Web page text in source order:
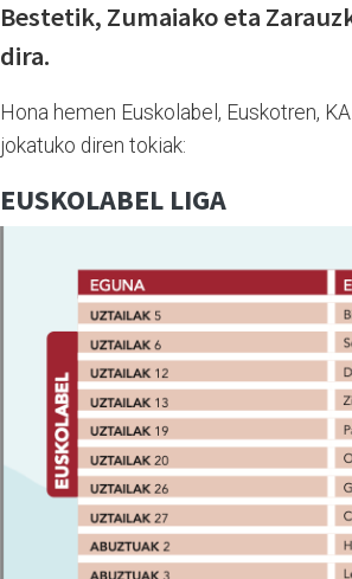
Bestetik, Zumaiako eta
dira.
Hona hemen Euskolabel, Euskotren,
jokatuko diren tokiak:
EUSKOLABEL LIGA